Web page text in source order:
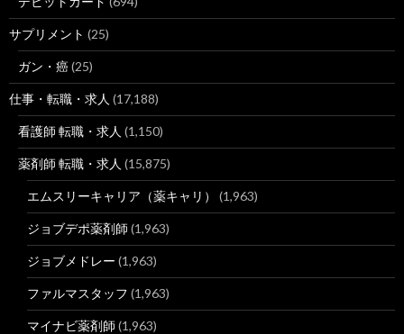
サプリメント (25)
ガン・癌(25)
仕事・転職・求人 (17,188)
看護師 転職・求人 (1,150)
薬剤師 転職・求人 (15,875)
エムスリーキャリア（薬キャリ） (1,963)
ジョブデポ薬剤師 (1,963)
ジョブメドレー (1,963)
ファルマスタッフ (1,963)
マイナビ薬剤師 (1,963)